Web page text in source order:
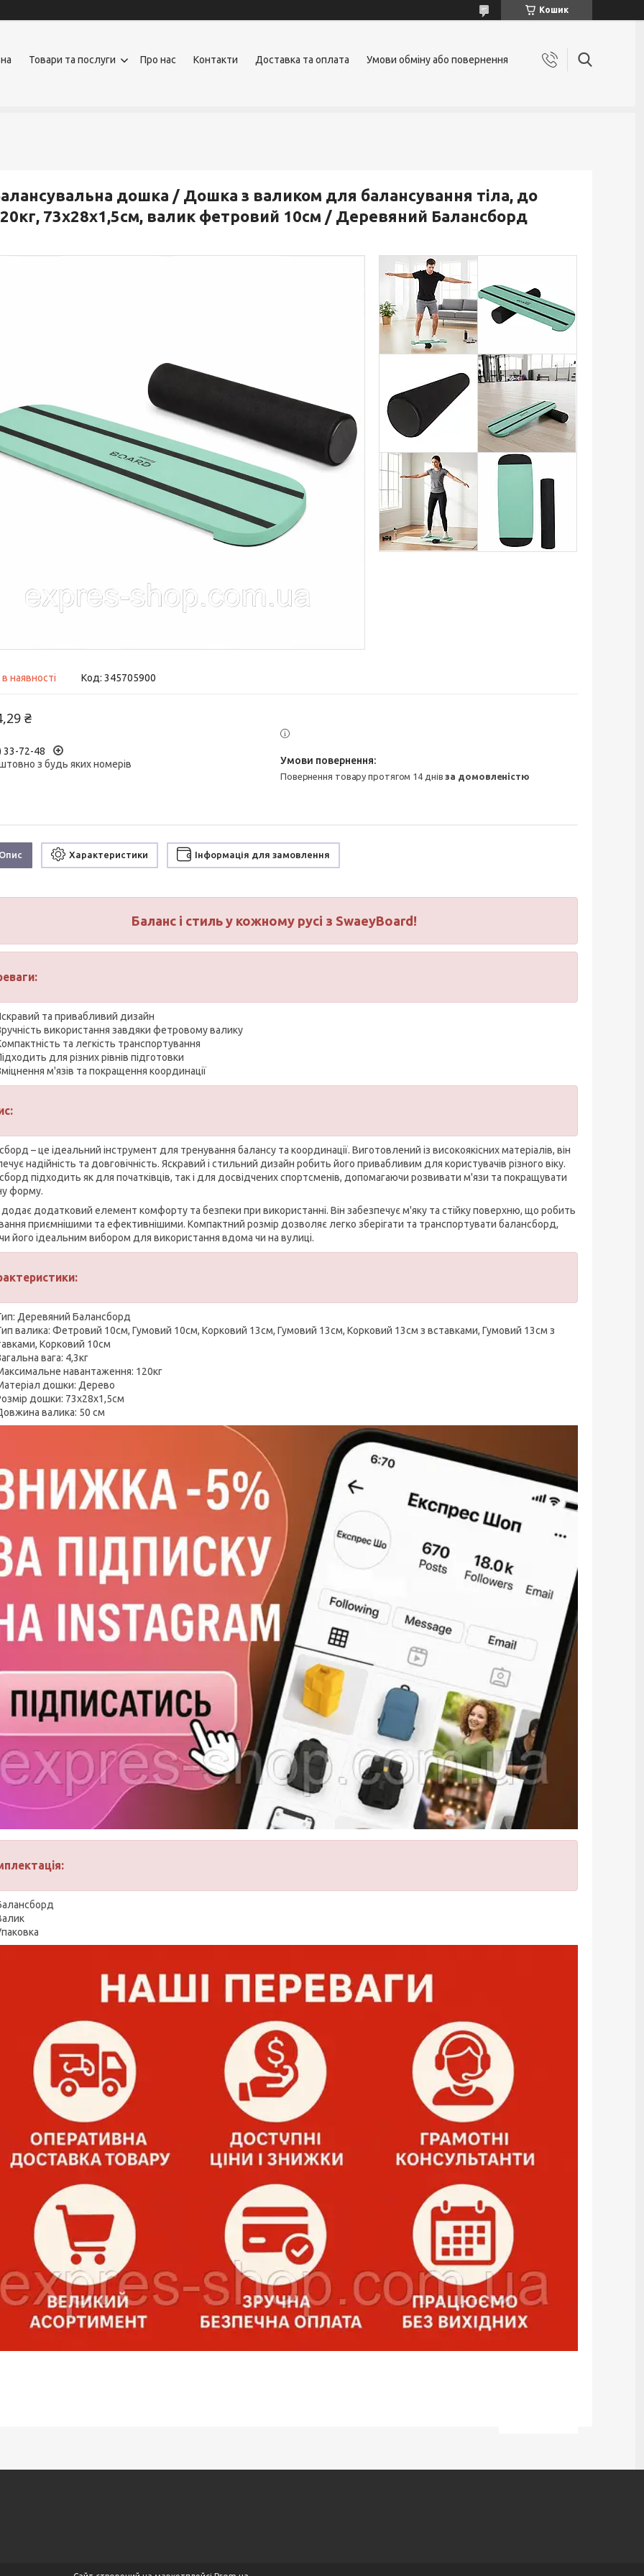
Кошик
Товари та послуги Про нас Контакти Доставка та оплата Умови обміну або повернення
дошка / Дошка з валиком для балансування тіла, до
73х28х1,5см, валик фетровий 10см / Деревяний Балансборд
наявності Код: 345705900
₴
33-72-48
з будь яких номерів
повернення товару протягом 14 днівза домовленістю
Характеристики Інформація для замовлення
Баланс і стиль у кожному русі з SwaeyBoard!
та привабливий дизайн
використання завдяки фетровому валику
та легкість транспортування
для різних рівнів підготовки
м'язів та покращення координації
– це ідеальний інструмент для тренування балансу та координації. Виготовлений із високоякісних матеріалів, він
надійність та довговічність. Яскравий і стильний дизайн робить його привабливим для користувачів різного віку.
підходить як для початківців, так і для досвідчених спортсменів, допомагаючи розвивати м'язи та покращувати
форму.
додатковий елемент комфорту та безпеки при використанні. Він забезпечує м'яку та стійку поверхню, що робить
приємнішими та ефективнішими. Компактний розмір дозволяє легко зберігати та транспортувати балансборд,
його ідеальним вибором для використання вдома чи на вулиці.
Деревяний Балансборд
валика: Фетровий 10см, Гумовий 10см, Корковий 13см, Гумовий 13см, Корковий 13см з вставками, Гумовий 13см з
Корковий 10см
вага: 4,3кг
навантаження: 120кг
дошки: Дерево
дошки: 73х28х1,5см
валика: 50 см